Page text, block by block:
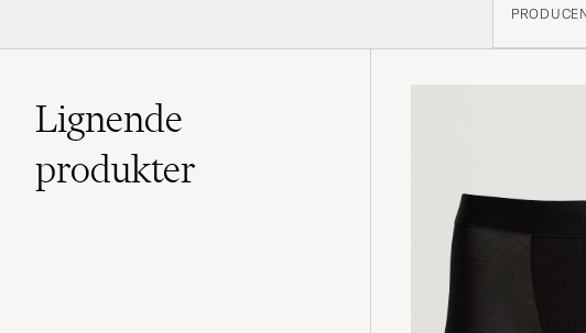
Lignende
produkter